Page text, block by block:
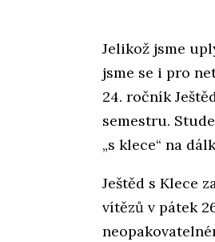
Jelikož jsme
jsme se i pro
24. ročník
semestru.
„s klece“ na
Ještěd s Klece
vítězů v pátek